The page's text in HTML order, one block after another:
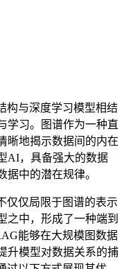
构与深度学习模型相结
学习。图谱作为一种直
晰地揭示数据间的内在
AI，具备强大的数据
中的潜在规律。
仅仅局限于图谱的表示
之中，形成了一种端到
能够在大规模图数据
升模型对数据关系的捕